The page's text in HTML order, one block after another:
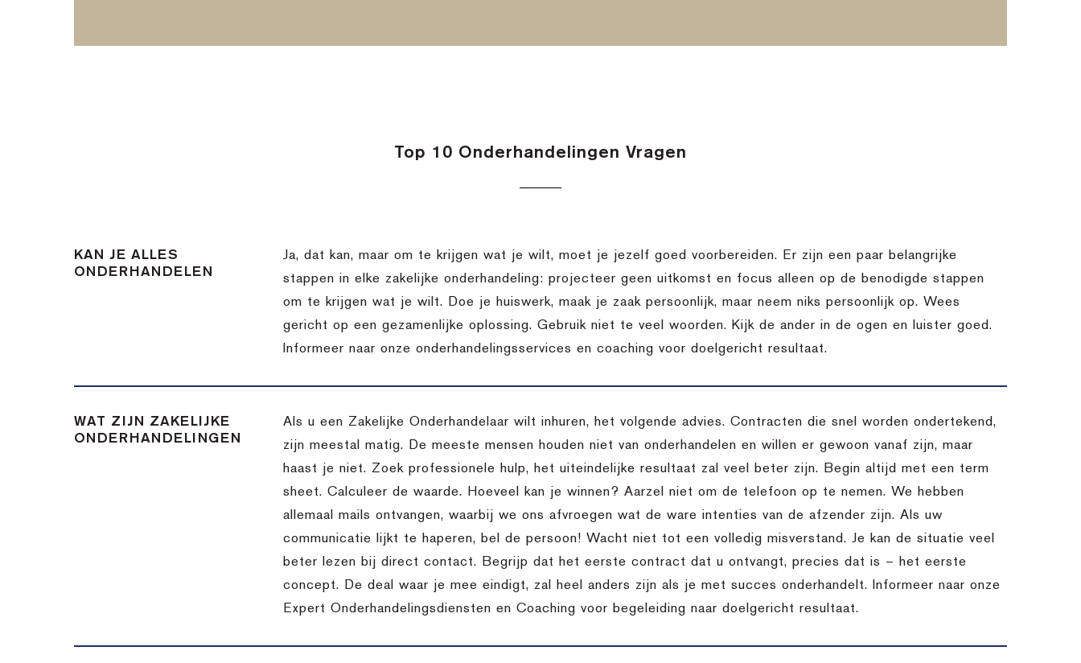
Top 10 Onderhandelingen Vragen
KAN JE ALLES
ONDERHANDELEN
Ja, dat kan, maar om te krijgen wat je wilt, moet je jezelf goed voorbereiden. Er zijn een paar belangrijke
stappen in elke zakelijke onderhandeling: projecteer geen uitkomst en focus alleen op de benodigde stappen
om te krijgen wat je wilt. Doe je huiswerk, maak je zaak persoonlijk, maar neem niks persoonlijk op. Wees
gericht op een gezamenlijke oplossing. Gebruik niet te veel woorden. Kijk de ander in de ogen en luister goed.
Informeer naar onze onderhandelingsservices en coaching voor doelgericht resultaat.
WAT ZIJN ZAKELIJKE
ONDERHANDELINGEN
Als u een Zakelijke Onderhandelaar wilt inhuren, het volgende advies. Contracten die snel worden ondertekend,
zijn meestal matig. De meeste mensen houden niet van onderhandelen en willen er gewoon vanaf zijn, maar
haast je niet. Zoek professionele hulp, het uiteindelijke resultaat zal veel beter zijn. Begin altijd met een term
sheet. Calculeer de waarde. Hoeveel kan je winnen? Aarzel niet om de telefoon op te nemen. We hebben
allemaal mails ontvangen, waarbij we ons afvroegen wat de ware intenties van de afzender zijn. Als uw
communicatie lijkt te haperen, bel de persoon! Wacht niet tot een volledig misverstand. Je kan de situatie veel
beter lezen bij direct contact. Begrijp dat het eerste contract dat u ontvangt, precies dat is – het eerste
concept. De deal waar je mee eindigt, zal heel anders zijn als je met succes onderhandelt. Informeer naar onze
Expert Onderhandelingsdiensten en Coaching voor begeleiding naar doelgericht resultaat.